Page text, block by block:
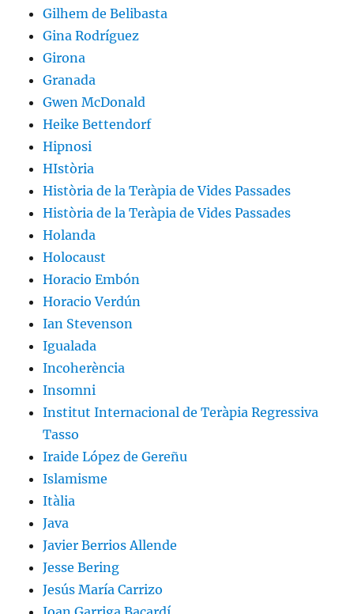
Gilhem de Belibasta
Gina Rodríguez
Girona
Granada
Gwen McDonald
Heike Bettendorf
Hipnosi
HIstòria
Història de la Teràpia de Vides Passades
Història de la Teràpia de Vides Passades
Holanda
Holocaust
Horacio Embón
Horacio Verdún
Ian Stevenson
Igualada
Incoherència
Insomni
Institut Internacional de Teràpia Regressiva
Tasso
Iraide López de Gereñu
Islamisme
Itàlia
Java
Javier Berrios Allende
Jesse Bering
Jesús María Carrizo